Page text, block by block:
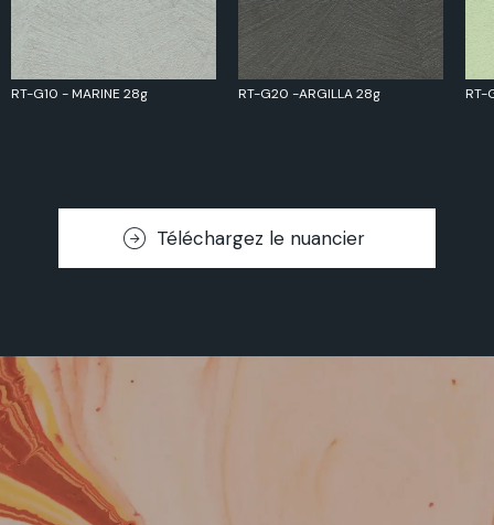
RT-G10 - MARINE 28g RT-G20 -ARGILLA 28g RT-
Téléchargez le nuancier